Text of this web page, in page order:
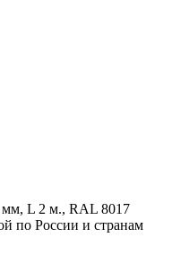
L 2 м., RAL 8017
по России и странам